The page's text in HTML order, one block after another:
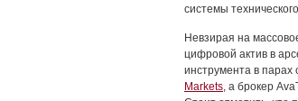
системы
Невзирая на
цифровой актив в
инструмента в парах
Markets, а брокер